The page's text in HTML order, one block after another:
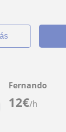
12€/h
Fernando